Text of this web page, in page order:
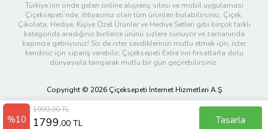
%10
1999,00 TL
1799,00 TL Tasarla
Türkiye’nin önde gelen online alışveriş sitesi ve mobil uygulaması
Çiçeksepeti’nde, ihtiyacınız olan tüm ürünleri bulabilirsiniz. Çiçek,
Çikolata, Hediye, Kişiye Özel Ürünler ve Hediye Setleri gibi birçok farklı
kategoride aradığınız binlerce ürünü sizlere sunuyor ve zamanında
kapınıza getiriyoruz! Siz de ister sevdiklerinizi mutlu etmek için, ister
kendiniz için sipariş verebilir; Çiçeksepeti Extra’nın fırsatlarla dolu
dünyasıyla tanışarak mutlu bir gün geçirebilirsiniz.
Copyright © 2026 Çiçeksepeti İnternet Hizmetleri A.Ş